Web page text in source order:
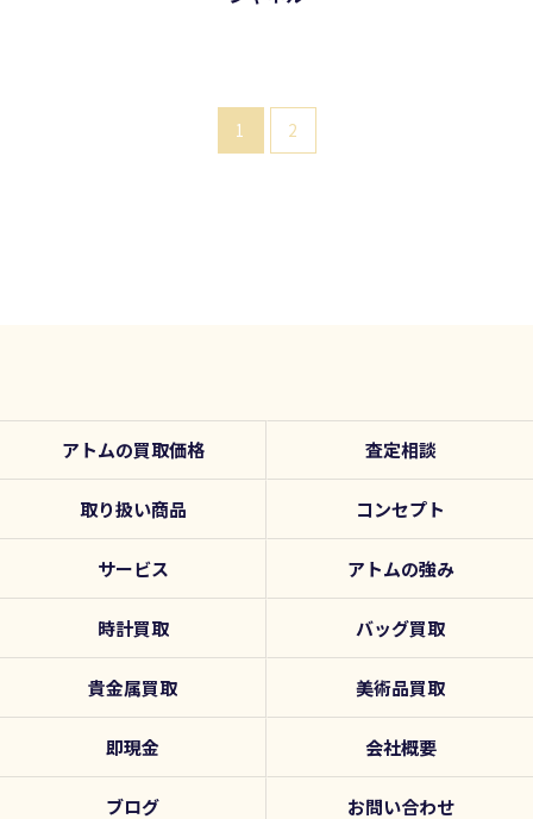
1 2
アトムの買取価格 査定相談
取り扱い商品 コンセプト
サービス アトムの強み
時計買取 バッグ買取
貴金属買取 美術品買取
即現金 会社概要
ブログ お問い合わせ